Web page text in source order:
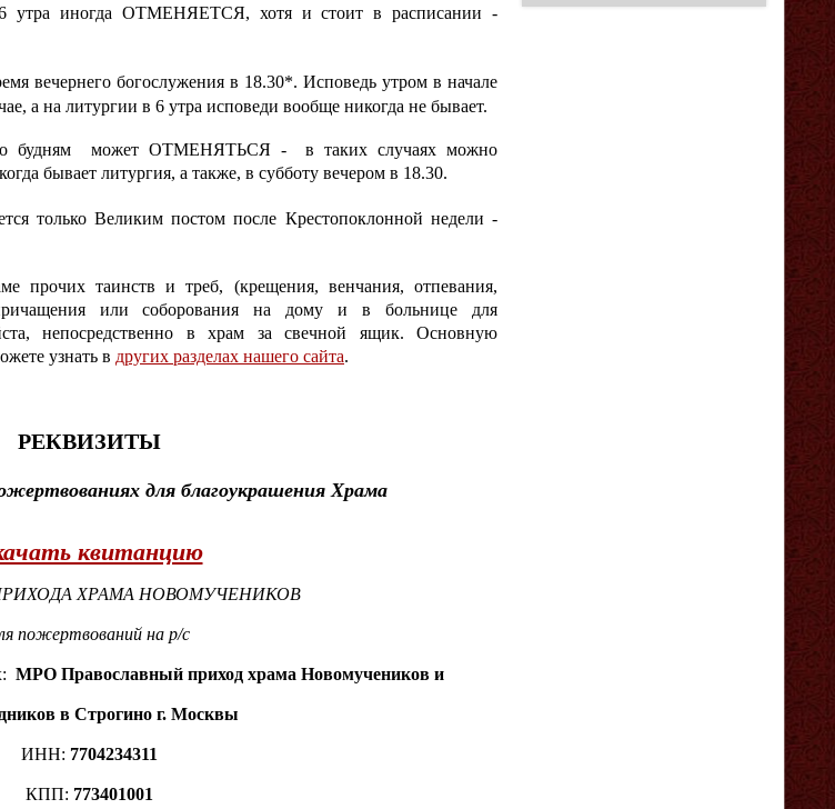
6 утра иногда ОТМЕНЯЕТСЯ, хотя и стоит в расписании -
вечернего богослужения в 18.30*. Исповедь утром в начале
а на литургии в 6 утра исповеди вообще никогда не бывает.
по будням может ОТМЕНЯТЬСЯ - в таких случаях можно
бывает литургия, а также, в субботу вечером в 18.30.
только Великим постом после Крестопоклонной недели -
прочих таинств и треб, (крещения, венчания, отпевания,
или соборования на дому и в больнице для
непосредственно в храм за свечной ящик. Основную
узнать в других разделах нашего сайта.
РЕКВИЗИТЫ
для благоукрашения Храма
квитанцию
ХРАМА НОВОМУЧЕНИКОВ
пожертвований на р/с
МРО Православный приход храма Новомучеников и
в Строгино г. Москвы
ИНН: 7704234311
КПП: 773401001